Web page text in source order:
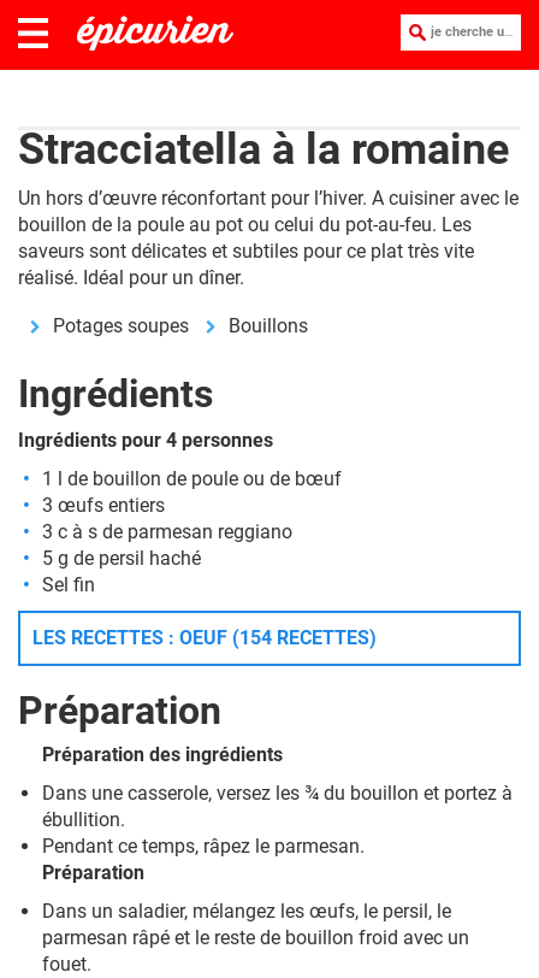
je cherche une recette :
Stracciatella à la romaine
Un hors d’œuvre réconfortant pour l’hiver. A cuisiner avec le
bouillon de la poule au pot ou celui du pot-au-feu. Les
saveurs sont délicates et subtiles pour ce plat très vite
réalisé. Idéal pour un dîner.
Potages soupes Bouillons
Ingrédients
Ingrédients pour 4 personnes
1 l de bouillon de poule ou de bœuf
3 œufs entiers
3 c à s de parmesan reggiano
5 g de persil haché
Sel fin
LES RECETTES : OEUF (154 RECETTES)
Préparation
Préparation des ingrédients
Dans une casserole, versez les ¾ du bouillon et portez à
ébullition.
Pendant ce temps, râpez le parmesan.
Préparation
Dans un saladier, mélangez les œufs, le persil, le
parmesan râpé et le reste de bouillon froid avec un
fouet.